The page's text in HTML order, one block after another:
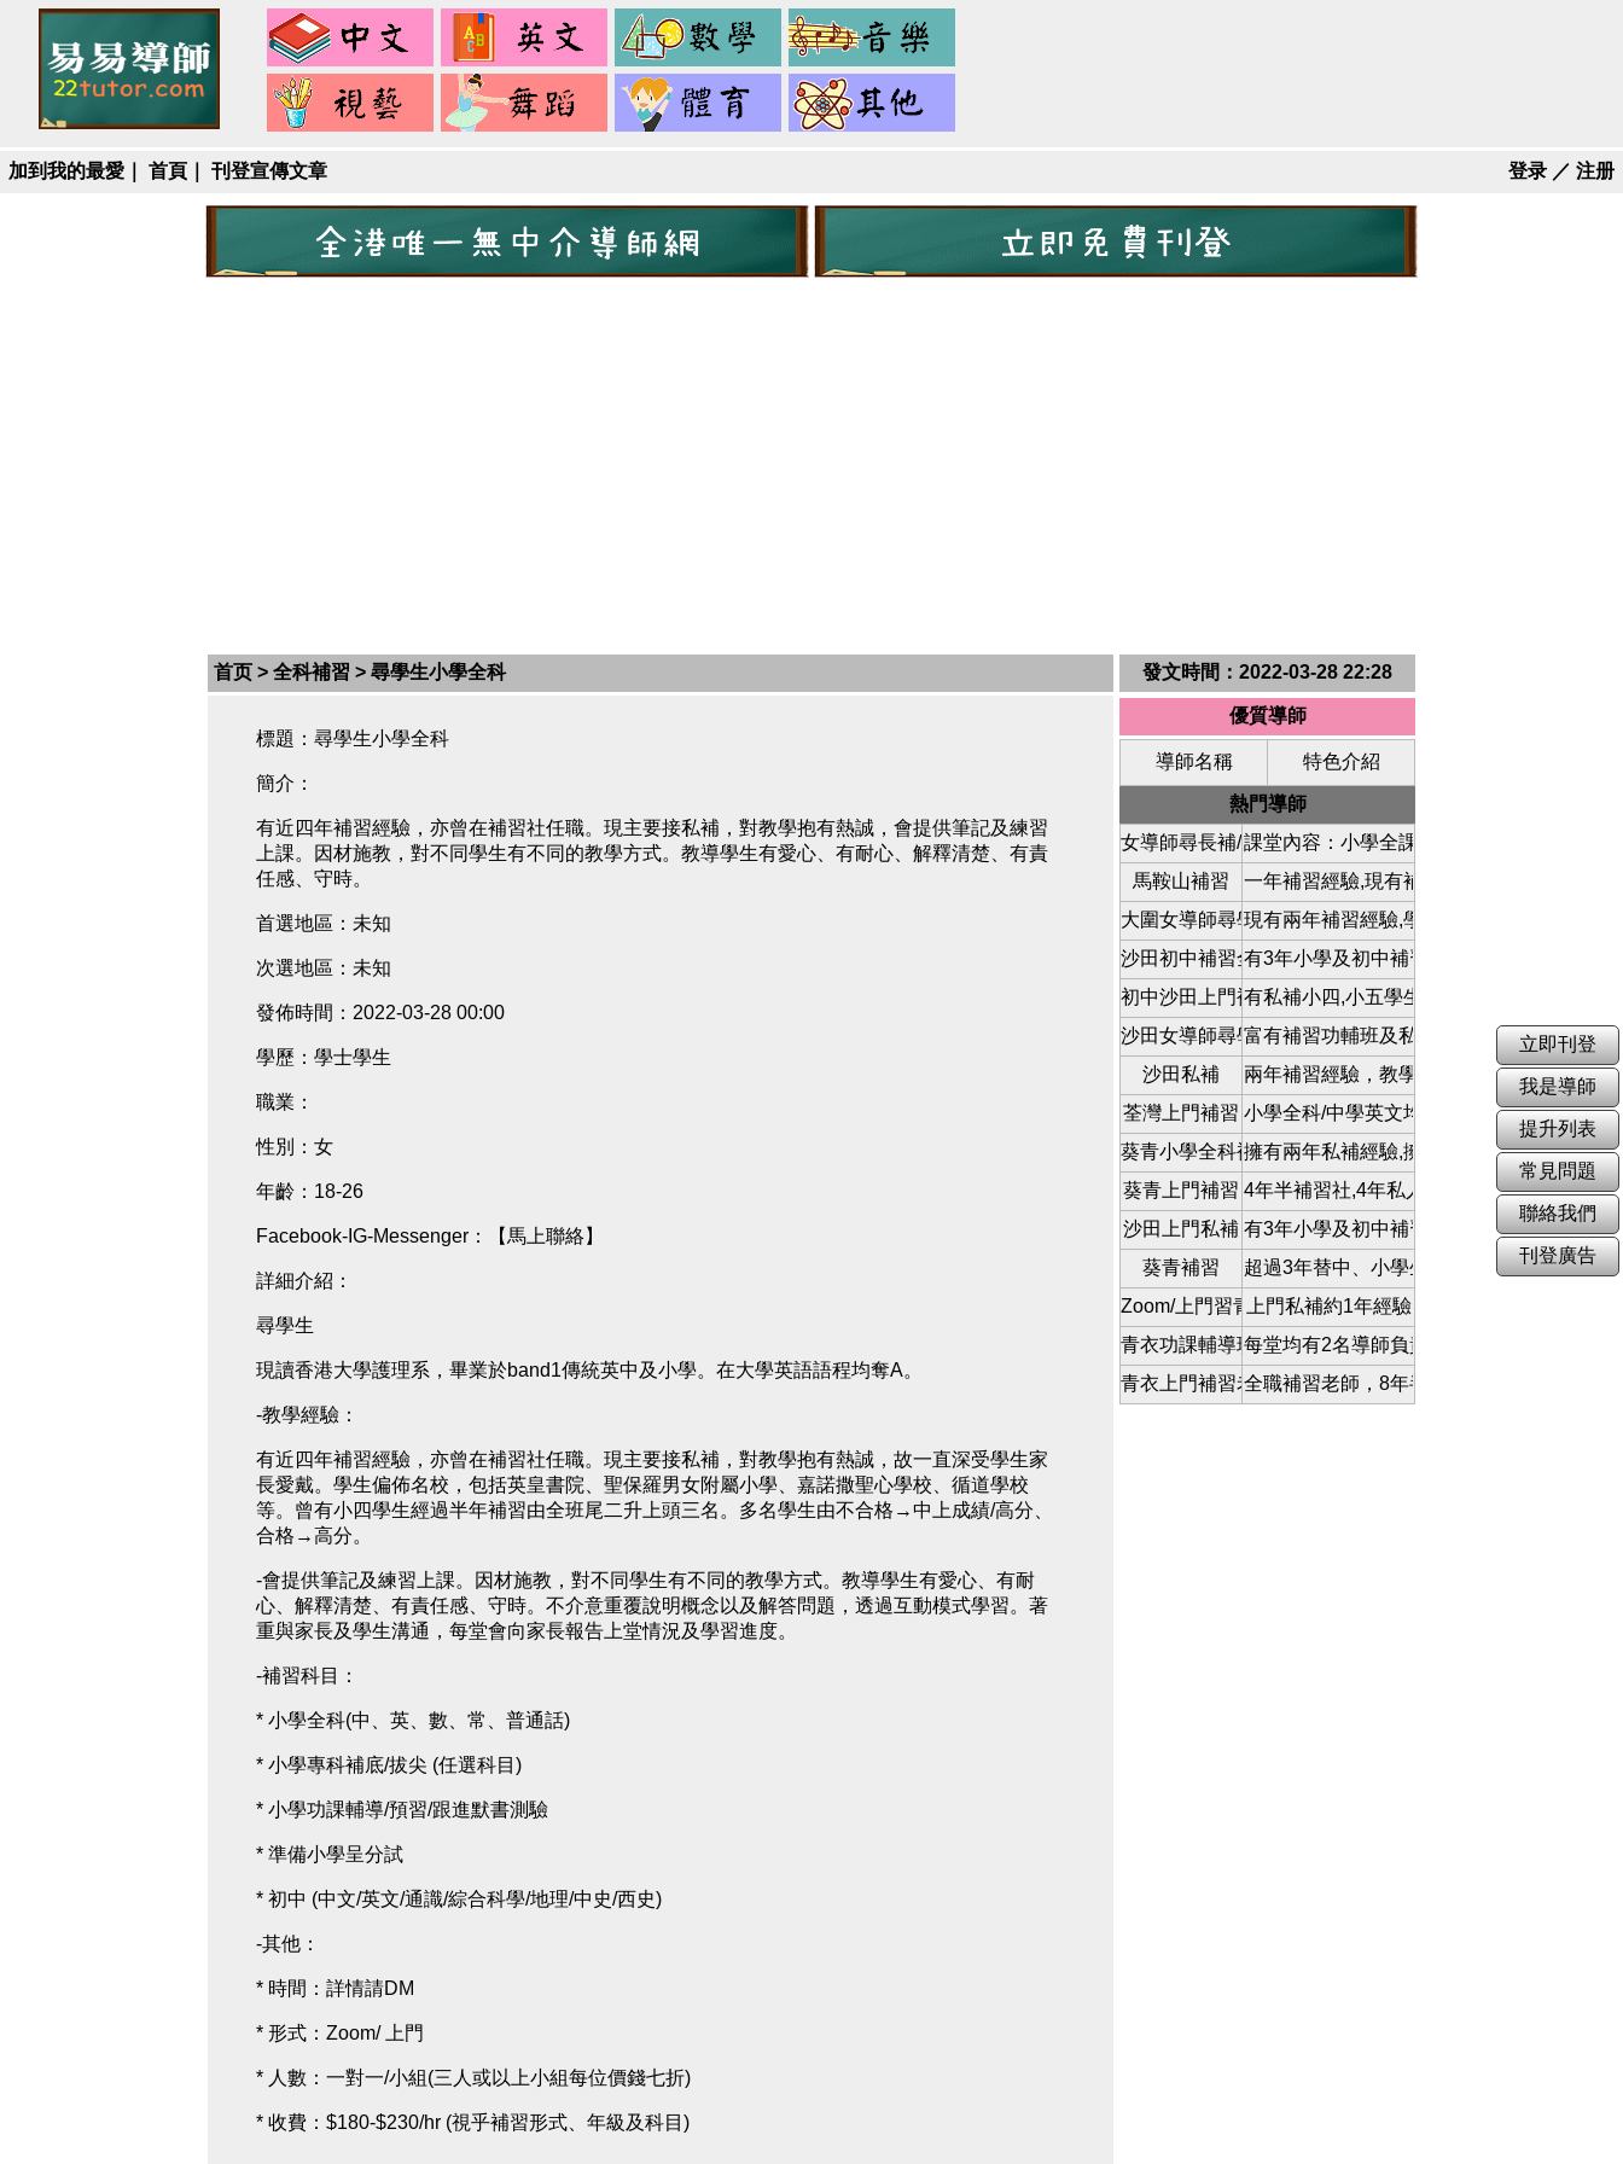
中
文
數
學
藝
舞
健
身
加到我的最愛 首頁 刊登宣傳文章 登录 ／ 注册
首页 > 全科補習 > 尋學生小學全科
標題：尋學生小學全科
簡介：
有近四年補習經驗，亦曾在補習社任職。現主要接私補，對教學抱有熱誠，會提供筆記及練習
上課。因材施教，對不同學生有不同的教學方式。教導學生有愛心、有耐心、解釋清楚、有責
任感、守時。
首選地區：未知
次選地區：未知
發佈時間：2022-03-28 00:00
學歷：學士學生
職業：
性別：女
年齡：18-26
Facebook-IG-Messenger： 【馬上聯絡】
詳細介紹：
尋學生
現讀香港大學護理系，畢業於band1傳統英中及小學。在大學英語語程均奪A。
-教學經驗：
有近四年補習經驗，亦曾在補習社任職。現主要接私補，對教學抱有熱誠，故一直深受學生家
長愛戴。學生偏佈名校，包括英皇書院、聖保羅男女附屬小學、嘉諾撒聖心學校、循道學校
等。曾有小四學生經過半年補習由全班尾二升上頭三名。多名學生由不合格→中上成績/高分、
合格→高分。
-會提供筆記及練習上課。因材施教，對不同學生有不同的教學方式。教導學生有愛心、有耐
心、解釋清楚、有責任感、守時。不介意重覆說明概念以及解答問題，透過互動模式學習。著
重與家長及學生溝通，每堂會向家長報告上堂情況及學習進度。
-補習科目：
* 小學全科(中、英、數、常、普通話)
* 小學專科補底/拔尖 (任選科目)
* 小學功課輔導/預習/跟進默書測驗
* 準備小學呈分試
* 初中 (中文/英文/通識/綜合科學/地理/中史/西史)
-其他：
* 時間：詳情請DM
* 形式：Zoom/ 上門
* 人數：一對一/小組(三人或以上小組每位價錢七折)
* 收費：$180-$230/hr (視乎補習形式、年級及科目)
發文時間：2022-03-28 22:28
優質導師
導師名稱 特色介紹
熱門導師
女導師尋長補/短補學生課堂內容：小學全課、中學理科、英文、英
馬鞍山補習
一年補習經驗,現有補習學生,會根據學生程
大圍女導師尋學生現有兩年補習經驗,學生層面介乎小學至高
沙田初中補習全科有3年小學及初中補習全科及英文科經驗
初中沙田上門補習有私補小四,小五學生的經驗。科目:小學全
沙田女導師尋學生富有補習功輔班及私補經驗，可根據學生水
沙田私補
兩年補習經驗，教學風格輕鬆有趣味，令學
荃灣上門補習 小學全科/中學英文均可,高中英文專門補底.
葵青小學全科補習擁有兩年私補經驗,擁有幼稚園實習經驗.本
葵青上門補習 4年半補習社,4年私人補習經驗,SEN學生補
沙田上門私補 有3年小學及初中補習全科及英文科經驗,有
葵青補習
超過3年替中、小學生補習經驗，成功協助
Zoom/上門習青衣區上門私補約1年經驗
青衣功課輔導班每堂均有2名導師負責(已有2年私補經驗)
青衣上門補習老師全職補習老師，8年半補習經驗
立即刊登
我是導師
提升列表
常見問題
聯絡我們
刊登廣告